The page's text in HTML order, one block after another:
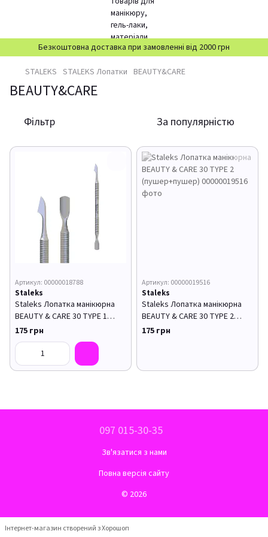
Безкоштовна доставка при замовленні від 2000 грн
STALEKS STALEKS Лопатки BEAUTY&CARE
BEAUTY&CARE
Фільтр За популярністю
Артикул: 00000018788
Staleks
Staleks Лопатка манікюрна
BEAUTY & CARE 30 TYPE 1
(пушер+топорик)
175 грн
Артикул: 00000019516
Staleks
Staleks Лопатка манікюрна
BEAUTY & CARE 30 TYPE 2
(пушер+пушер)
175 грн
097 015-30-35
Зв'язатися з нами
Повна версія сайту
© 2026
Інтернет-магазин створений з Хорошоп